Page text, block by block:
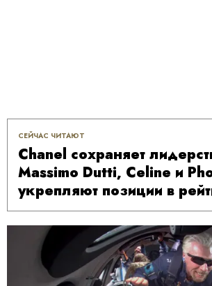
СЕЙЧАС ЧИТАЮТ
Chanel сохраняет
Massimo Dutti, Celine и
укрепляют позиции в